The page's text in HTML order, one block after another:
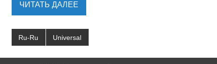
ЧИТАТЬ ДАЛЕЕ
Ru-Ru Universal